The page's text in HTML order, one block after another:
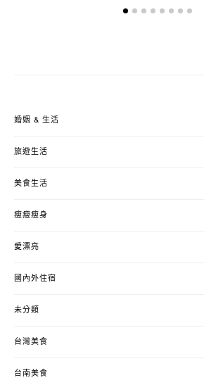
婚姻 & 生活
旅遊生活
美食生活
瘦瘦瘦身
愛漂亮
國內外住宿
未分類
台灣美食
台南美食